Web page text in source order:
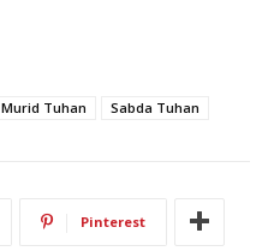
Murid Tuhan Sabda Tuhan
Pinterest